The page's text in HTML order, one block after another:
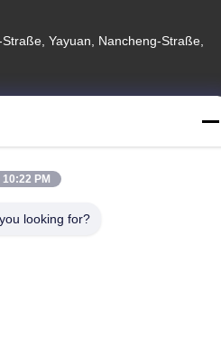
Yayuan, Nancheng-Straße,
|Sitemap
10:22 PM
looking for?